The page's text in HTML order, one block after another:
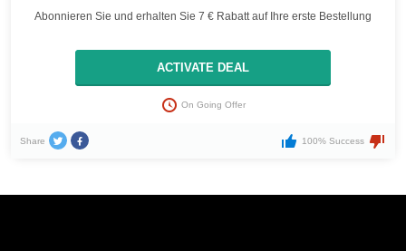
Abonnieren Sie und erhalten Sie 7 € Rabatt auf Ihre erste Bestellung
ACTIVATE DEAL
On Going Offer
Share 100% Success